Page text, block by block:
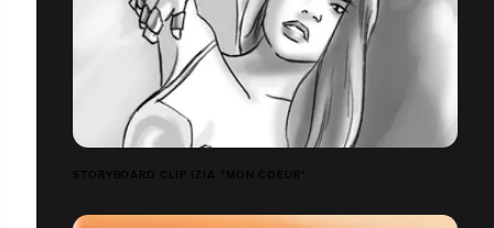
STORYBOARD CLIP IZIA "MON COEUR"